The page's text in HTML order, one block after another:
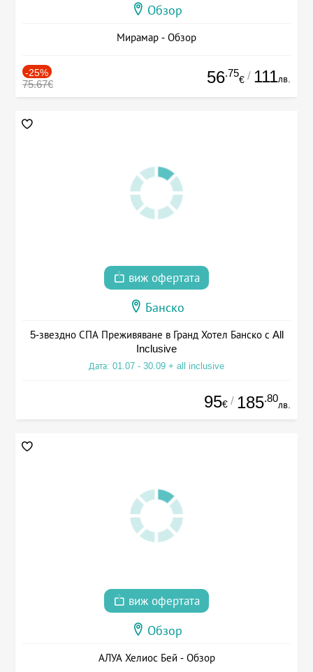
Обзор
Мирамар - Обзор
-25%
75.67€ 56.75
€ / 111лв.
виж офертата
Банско
5-звездно СПА Преживяване в Гранд Хотел Банско с All
Inclusive
Дата: 01.07 - 30.09 + all inclusive
95€ / 185.80
лв.
виж офертата
Обзор
АЛУА Хелиос Бей - Обзор